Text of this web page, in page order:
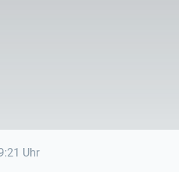
Uhr